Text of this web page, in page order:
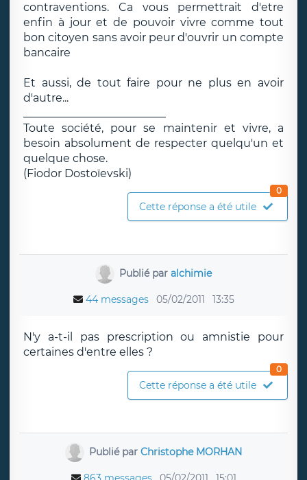
contraventions. Ca vous permettrait d'etre
enfin à jour et de pouvoir vivre comme tout
bon citoyen sans avoir peur d'ouvrir un compte
bancaire
Et aussi, de tout faire pour ne plus en avoir
d'autre...
Toute société, pour se maintenir et vivre, a
besoin absolument de respecter quelqu'un et
quelque chose.
(Fiodor Dostoïevski)
Cette réponse a été utile
0
Publié paralchimie
44 messages 05/02/2011 13:35
N'y a-t-il pas prescription ou amnistie pour
certaines d'entre elles ?
Cette réponse a été utile
0
Publié parChristophe MORHAN